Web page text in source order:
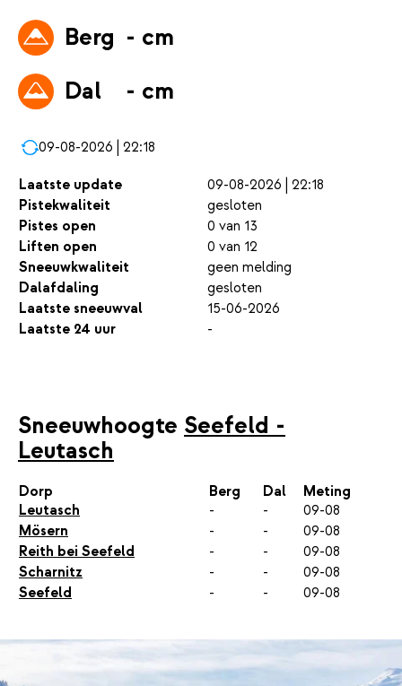
Berg - cm
Dal
- cm
09-08-2026 | 22:18
Laatste update
09-08-2026 | 22:18
Pistekwaliteit
gesloten
Pistes open
0 van 13
Liften open
0 van 12
Sneeuwkwaliteit
geen melding
Dalafdaling
gesloten
Laatste sneeuwval
15-06-2026
Laatste 24 uur
-
Sneeuwhoogte Seefeld -
Leutasch
Dorp Berg Dal
Meting
Leutasch
- -
09-08
Mösern
- -
09-08
Reith bei Seefeld
- -
09-08
Scharnitz
- -
09-08
Seefeld
- - 09-08